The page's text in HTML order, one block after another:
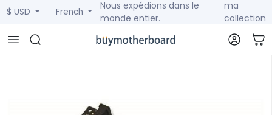
$ USD French
Nous expédions dans le
monde entier.
ma
collection